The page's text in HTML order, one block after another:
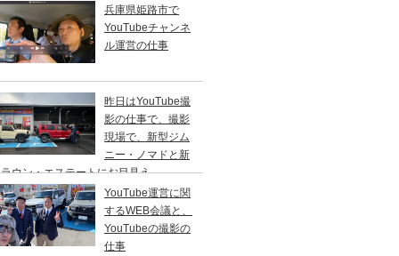
兵庫県姫路市で
YouTubeチャンネ
ル運営の仕事
昨日はYouTube撮
影の仕事で、撮影
現場で、新型ジム
ニー・ノマドと新
ウン・エステートにお目見え。
YouTube運営に関
するWEB会議と、
YouTubeの撮影の
仕事